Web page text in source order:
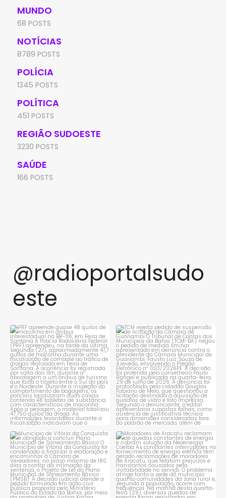
MUNDO
68 POSTS
NOTÍCIAS
8789 POSTS
POLÍCIA
1345 POSTS
POLÍTICA
451 POSTS
REGIÃO SUDOESTE
3230 POSTS
SAÚDE
166 POSTS
@radioportalsudo
este
PRF apreende quase 48 quilos
de maconha em ônibus...
1 0
TCM rejeita pedido de
suspensão de licitação da...
1 0
Município de Vitória da
Conquista é obrigado a...
1 0
Moradores de Aracatu
reclamam de quedas
constantes ...
1 0